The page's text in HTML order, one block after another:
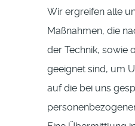
Wir ergreifen alle
Maßnahmen, die
der Technik, sowie
geeignet sind, um
auf die bei uns